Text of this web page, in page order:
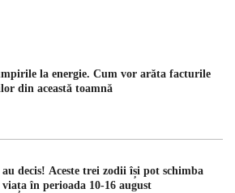
la energie. Cum vor arăta facturile
din această toamnă
decis! Aceste trei zodii își pot schimba
în perioada 10-16 august